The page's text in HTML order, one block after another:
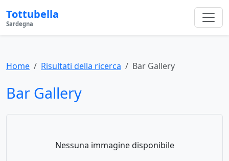
Tottubella
Sardegna
Home Risultati della ricerca Bar Gallery
Bar Gallery
Nessuna immagine disponibile